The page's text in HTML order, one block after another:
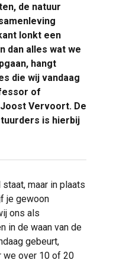
de natuur
lonkt een
dan alles wat we
hangt
die wij vandaag
of
Vervoort. De
is hierbij
maar in plaats
je gewoon
ons als
in de waan van de
gebeurt,
we over 10 of 20